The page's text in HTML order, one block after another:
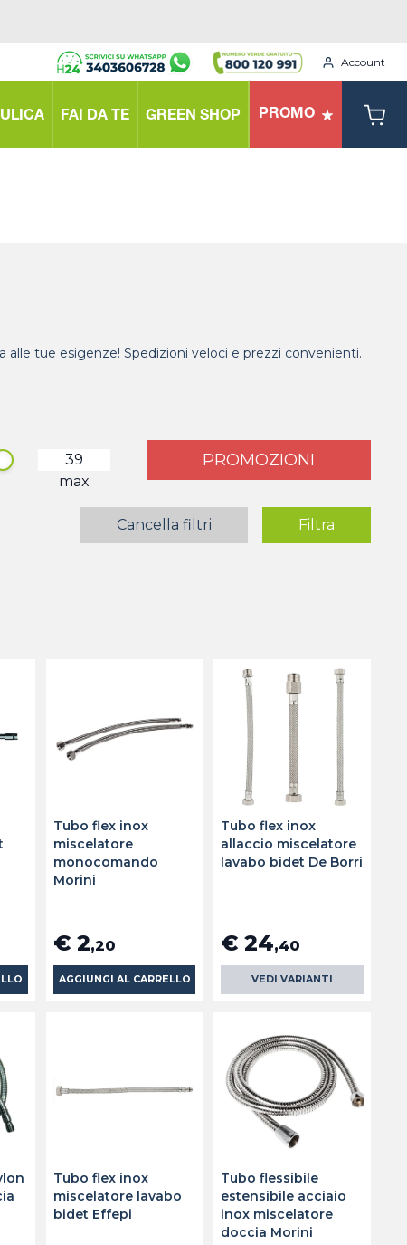
Account
FAI DA TE GREEN SHOP PROMO
alle tue esigenze! Spedizioni veloci e prezzi convenienti.
max
PROMOZIONI
Cancella filtri Filtra
Tubo flex inox
miscelatore
monocomando
Morini
€ 2,20
AGGIUNGI AL CARRELLO
Tubo flex inox
allaccio miscelatore
lavabo bidet De Borri
€ 24,40
VEDI VARIANTI
Tubo flex inox
miscelatore lavabo
bidet Effepi
Tubo flessibile
estensibile acciaio
inox miscelatore
doccia Morini